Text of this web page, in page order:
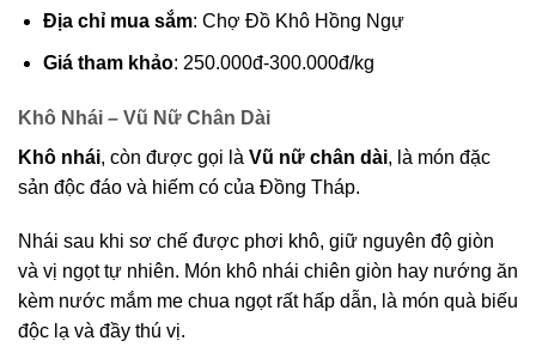
Địa chỉ mua sắm: Chợ Đồ Khô Hồng Ngự
Giá tham khảo: 250.000đ-300.000đ/kg
Khô Nhái – Vũ Nữ Chân Dài
Khô nhái, còn được gọi là Vũ nữ chân dài, là món đặc
sản độc đáo và hiếm có của Đồng Tháp.
Nhái sau khi sơ chế được phơi khô, giữ nguyên độ giòn
và vị ngọt tự nhiên. Món khô nhái chiên giòn hay nướng ăn
kèm nước mắm me chua ngọt rất hấp dẫn, là món quà biếu
độc lạ và đầy thú vị.